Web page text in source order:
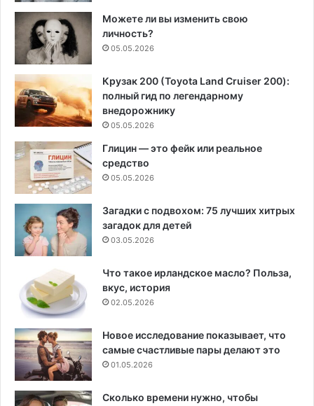
Можете ли вы изменить свою
личность?
05.05.2026
Крузак 200 (Toyota Land Cruiser 200):
полный гид по легендарному
внедорожнику
05.05.2026
Глицин — это фейк или реальное
средство
05.05.2026
Загадки с подвохом: 75 лучших хитрых
загадок для детей
03.05.2026
Что такое ирландское масло? Польза,
вкус, история
02.05.2026
Новое исследование показывает, что
самые счастливые пары делают это
01.05.2026
Сколько времени нужно, чтобы